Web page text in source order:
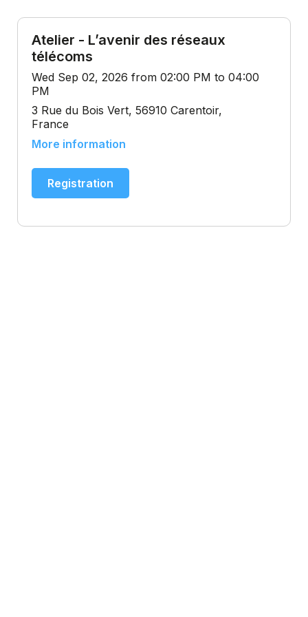
Atelier - L’avenir des réseaux
télécoms
Wed Sep 02, 2026 from 02:00 PM to 04:00
PM
3 Rue du Bois Vert, 56910 Carentoir,
France
More information
Registration